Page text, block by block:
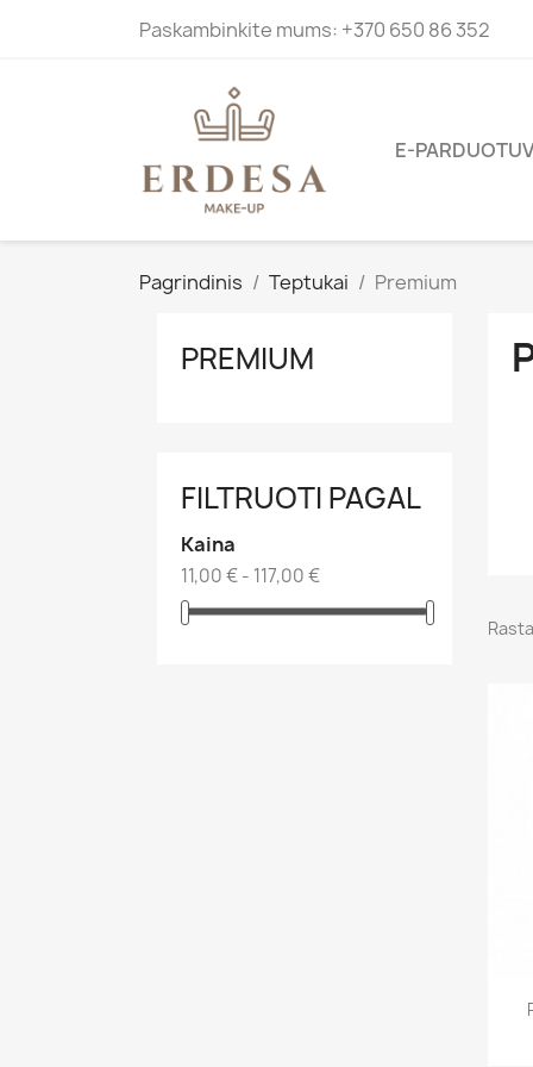
Paskambinkite mums: +370 650 86 352
E-
Pagrindinis Teptukai Premium
PREMIUM
FILTRUOTI PAGAL
Kaina
11,00 € - 117,00 €